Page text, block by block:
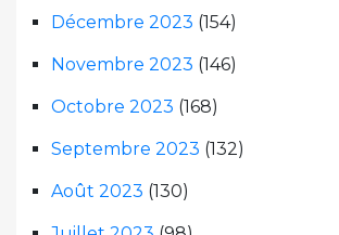
Décembre 2023 (154)
Novembre 2023 (146)
Octobre 2023 (168)
Septembre 2023 (132)
Août 2023 (130)